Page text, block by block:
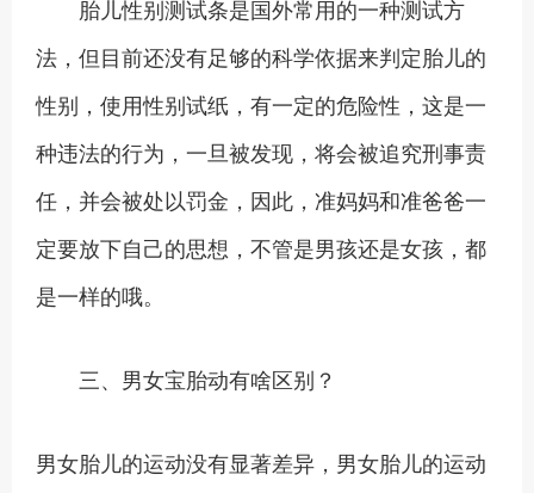
胎儿性别测试条是国外常用的一种测试方
法，但目前还没有足够的科学依据来判定胎儿的
性别，使用性别试纸，有一定的危险性，这是一
种违法的行为，一旦被发现，将会被追究刑事责
任，并会被处以罚金，因此，准妈妈和准爸爸一
定要放下自己的思想，不管是男孩还是女孩，都
是一样的哦。
三、男女宝胎动有啥区别？
男女胎儿的运动没有显著差异，男女胎儿的运动